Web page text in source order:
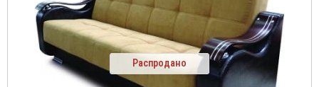
Распродано